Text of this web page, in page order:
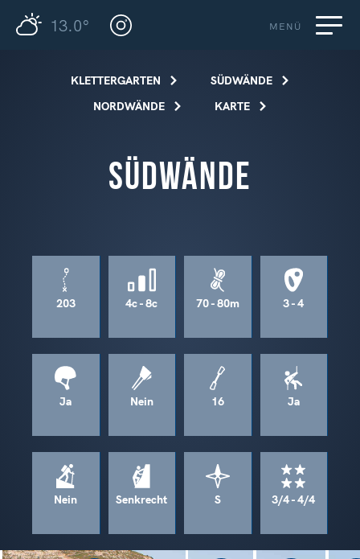
13.0° MENÜ
KLETTERGARTEN
SÜDWÄNDE
NORDWÄNDE
KARTE
Südwände
203 4c - 8c 70 - 80m 3 - 4
Ja Nein 16 Ja
Nein Senkrecht S 3/4 - 4/4